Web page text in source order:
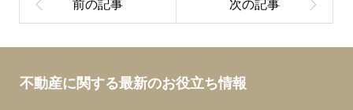
不動産に関する最新のお役立ち情報